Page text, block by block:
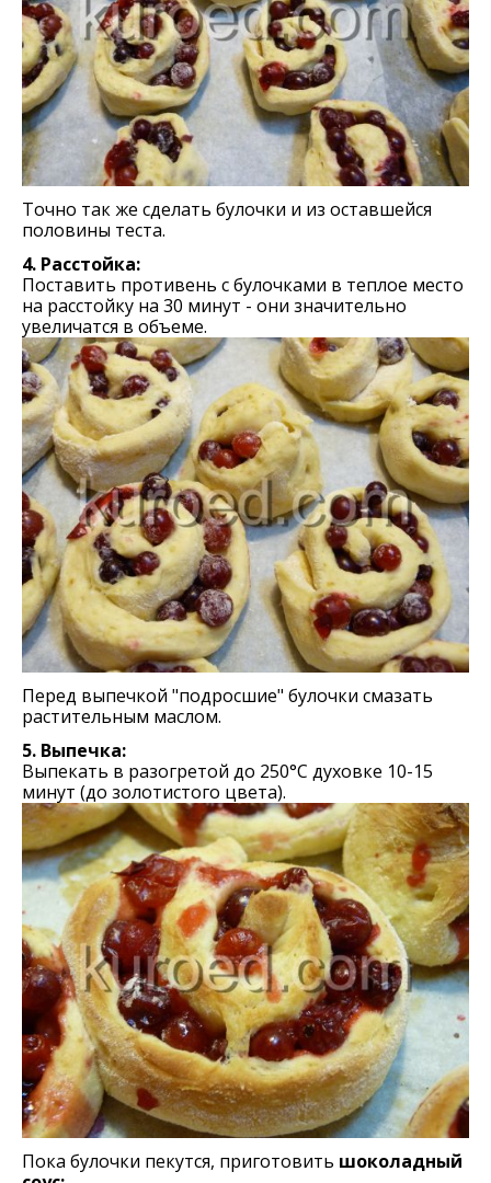
Точно так же сделать булочки и из оставшейся
половины теста.
4. Расстойка:
Поставить противень с булочками в теплое место
на расстойку на 30 минут - они значительно
увеличатся в объеме.
Перед выпечкой "подросшие" булочки смазать
растительным маслом.
5. Выпечка:
Выпекать в разогретой до 250°С духовке 10-15
минут (до золотистого цвета).
Пока булочки пекутся, приготовить шоколадный